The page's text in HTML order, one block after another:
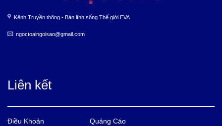
Kênh Truyền thông - Bản lĩnh sống Thế giới EVA
ngoctoaingoisao@gmail.com
Liên kết
Điều Khoản Quảng Cáo